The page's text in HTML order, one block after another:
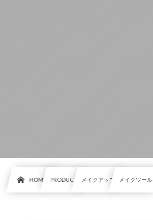
HOME PRODUCT メイクアップ メイクツール